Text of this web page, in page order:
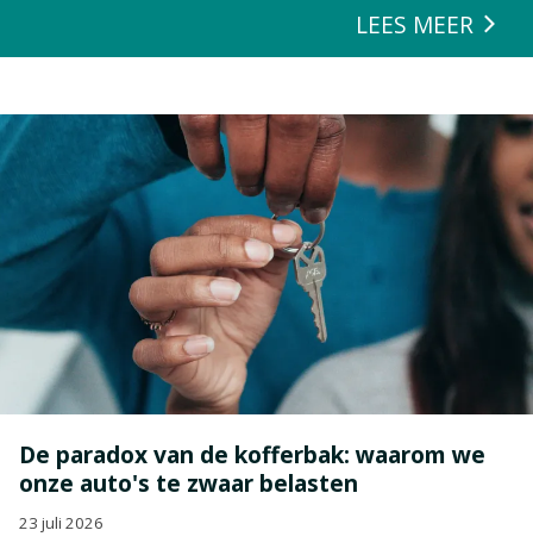
LEES MEER
De paradox van de kofferbak: waarom we
onze auto's te zwaar belasten
23 juli 2026